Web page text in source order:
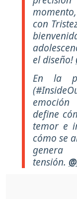
con
el diseño!
En la
emoción
define
temor e
cómo se
tensión.